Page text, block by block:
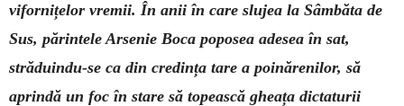
vifornițelor vremii. În anii în care slujea la Sâmbăta de
Sus, părintele Arsenie Boca poposea adesea în sat,
străduindu-se ca din credința tare a poinărenilor, să
aprindă un foc în stare să topească gheața dictaturii